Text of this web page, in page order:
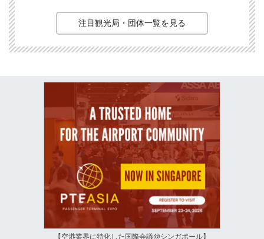
注目観光局・団体一覧を見る
【空港業界に特化した国際会議@シンガポール】